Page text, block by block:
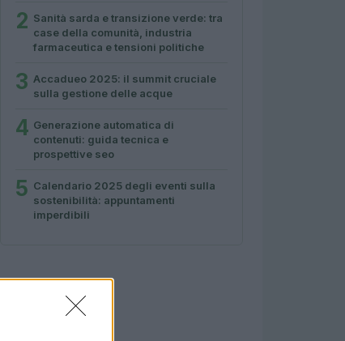
2 Sanità sarda e transizione verde: tra
case della comunità, industria
farmaceutica e tensioni politiche
3 Accadueo 2025: il summit cruciale
sulla gestione delle acque
4 Generazione automatica di
contenuti: guida tecnica e
prospettive seo
5 Calendario 2025 degli eventi sulla
sostenibilità: appuntamenti
imperdibili